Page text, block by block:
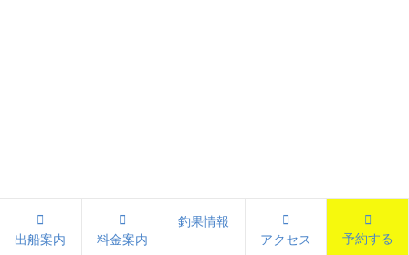
出船案内 料金案内
釣果情報
アクセス
予約する